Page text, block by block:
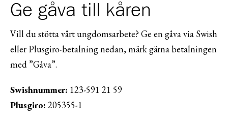
Ge gåva till kåren
Vill du stötta vårt ungdomsarbete? Ge en gåva via Swish
eller Plusgiro-betalning nedan, märk gärna betalningen
med ”Gåva”.
Swishnummer: 123-591 21 59
Plusgiro: 205355-1